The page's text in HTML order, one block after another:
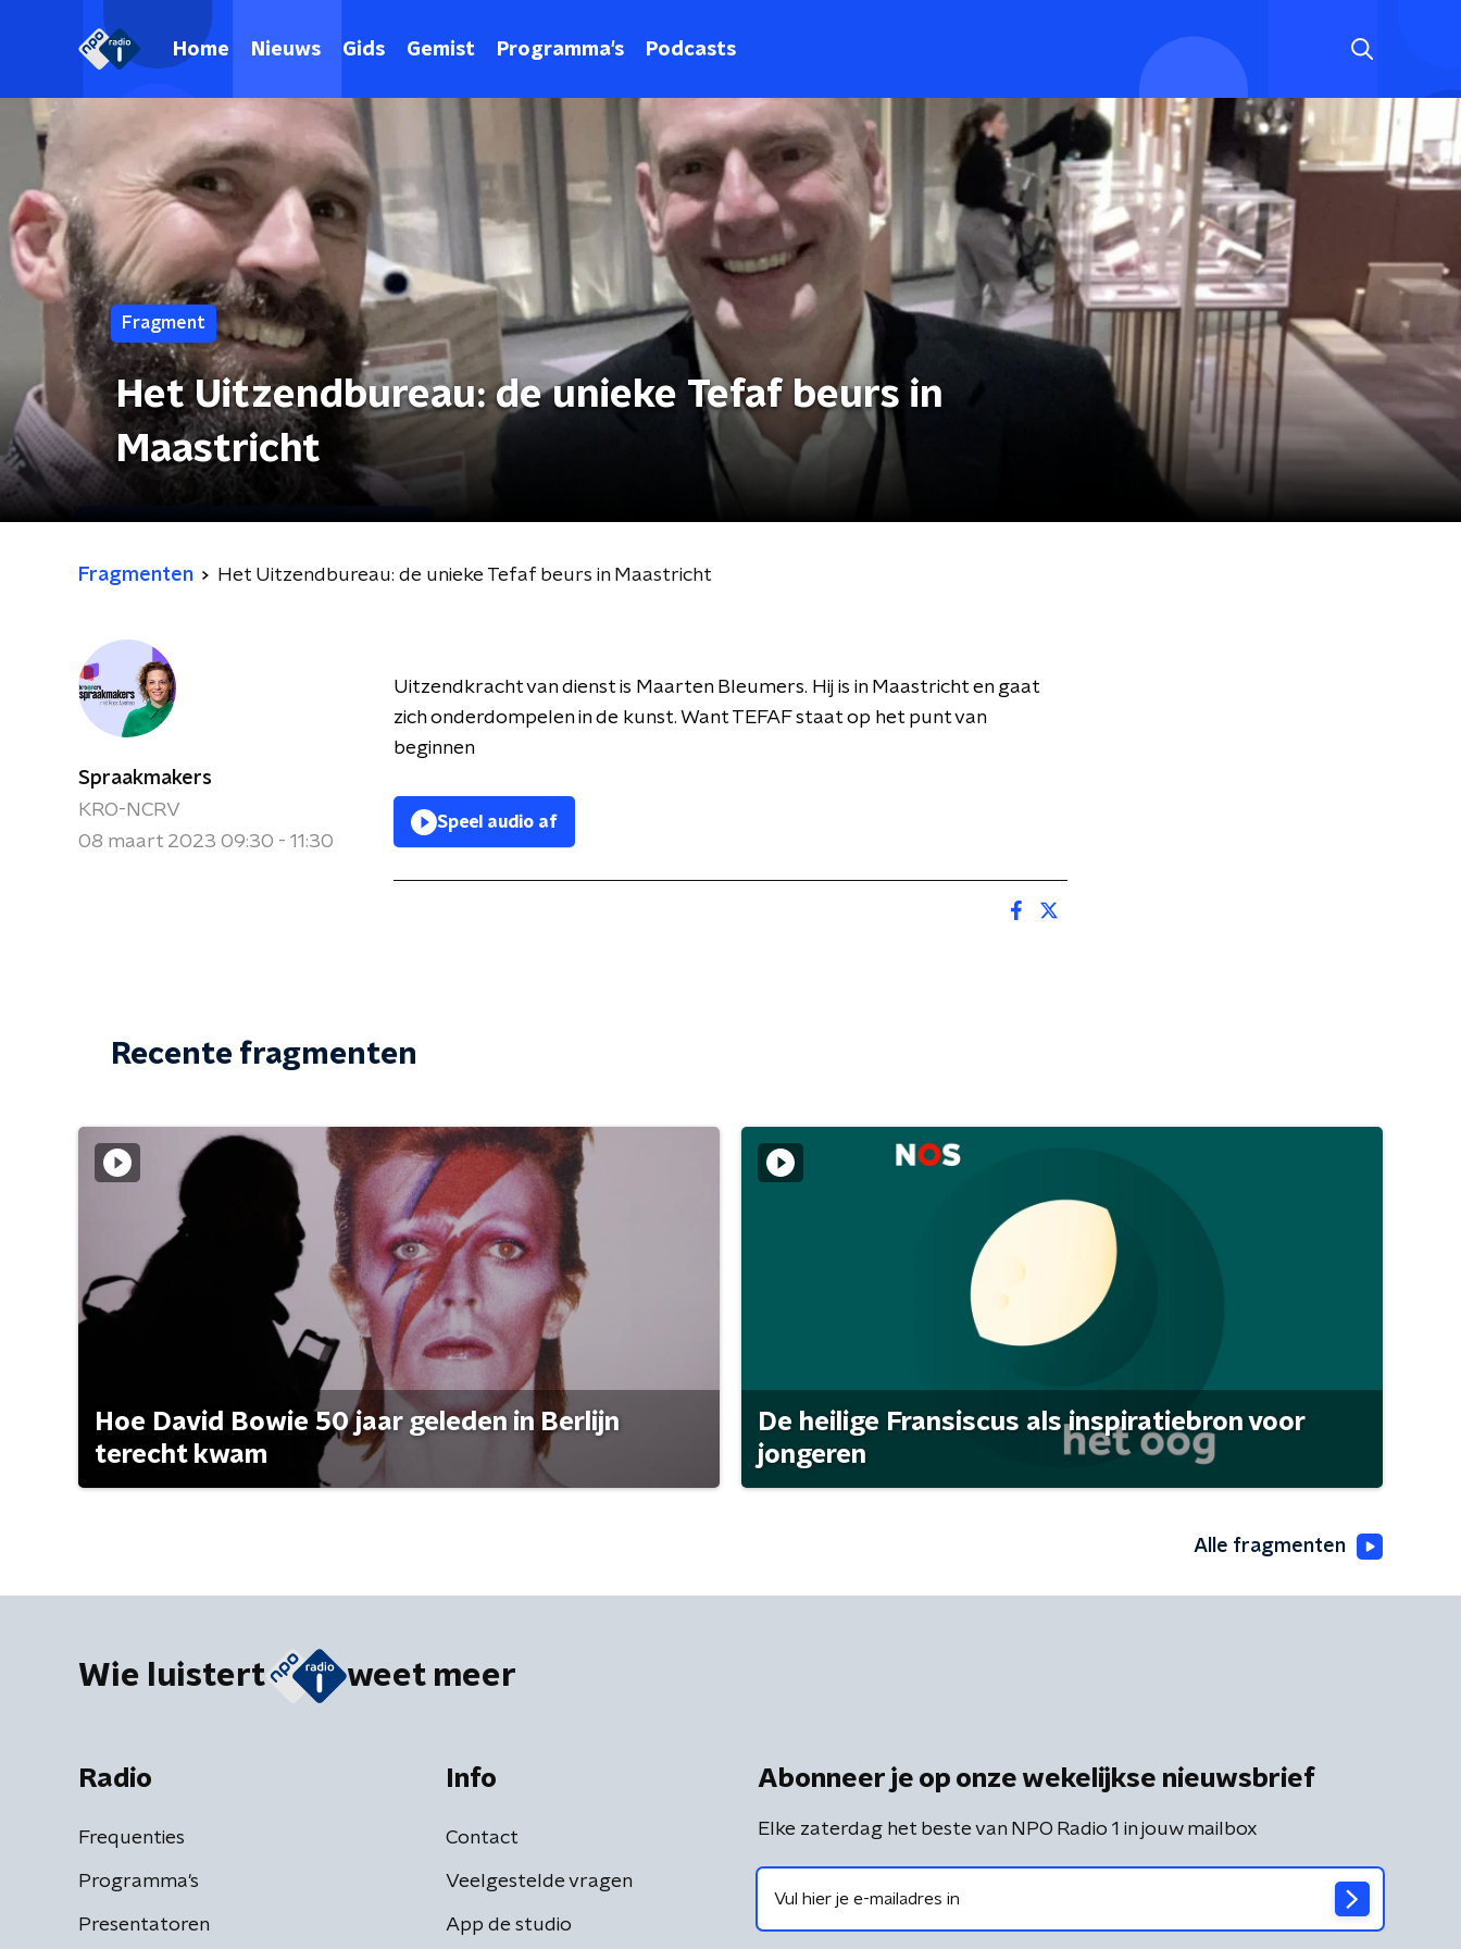
Home Nieuws Gids Gemist Programma's Podcasts
Fragment
Het Uitzendbureau: de unieke Tefaf beurs in
Maastricht
Fragmenten Het Uitzendbureau: de unieke Tefaf beurs in Maastricht
Spraakmakers
KRO-NCRV
08 maart 2023 09:30 - 11:30
Uitzendkracht van dienst is Maarten Bleumers. Hij is in Maastricht en gaat
zich onderdompelen in de kunst. Want TEFAF staat op het punt van
beginnen
Speel audio af
Recente fragmenten
Hoe David Bowie 50 jaar geleden in Berlijn
terecht kwam
De heilige Fransiscus als inspiratiebron voor
jongeren
Alle fragmenten
Wie luistert weet meer
Radio
Frequenties
Programma's
Presentatoren
Info
Contact
Veelgestelde vragen
App de studio
Abonneer je op onze wekelijkse nieuwsbrief
Elke zaterdag het beste van NPO Radio 1 in jouw mailbox